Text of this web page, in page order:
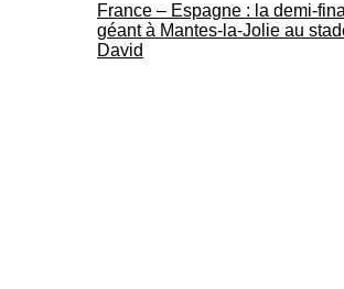
France – Espagne : la demi-
géant à Mantes-la-Jolie au
David